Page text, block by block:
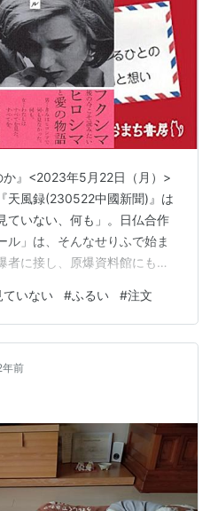
か』<2023年5月22日（月）>
天風録(230522中國新聞)』は
いない、何も」。日仏合作
ル」は、そんなせりふで始ま
に接し、原爆資料館にも足
首脳、原爆資料館を訪ね
。でも見たのは、ふるい分け
らしい。「核のボタン」を
に迷いが生じるのを周りが
大国の元首まで恐れおのの
ていない #ふるい #注文
年前